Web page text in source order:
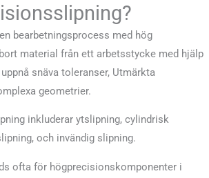
bearbetningsprocess med hög
material från ett arbetsstycke med hjälp
snäva toleranser, Utmärkta
geometrier.
inkluderar ytslipning, cylindrisk
och invändig slipning.
ofta för högprecisionskomponenter i